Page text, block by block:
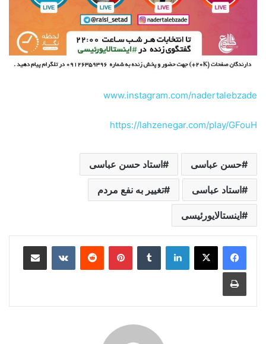
www.instagram.com/nadertalebzade
https://lahzenegar.com/play/GFouH
حسن عباسی استاد حسن عباسی
استاد عباسی تغییر به نفع مردم
اینستالایورئیسی
لینکدین ‫تامبلر ‫پین‌ترست‫رددیت ‫VKontakteاشتراک گذاری از طریق ایمیل
چاپ